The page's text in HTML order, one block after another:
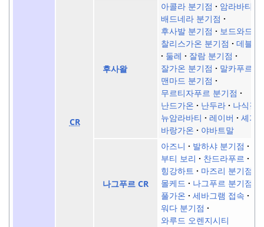
CR
후사왈
아콜라 분기점
암라바티
배드네라 분기점
후사발 분기점
보드와드
찰리스가온 분기점
데블랄
둘레
잘람 분기점
잘가온 분기점
말카푸르
맨마드 분기점
무르티자푸르 분기점
난드가온
난두라
나식길
뉴암라바티
레이버
셰가
바랑가온
야바트말
나그푸르 CR
아즈니
발하샤 분기점
부티 보리
찬드라푸르
힝강하트
마즈리 분기점
몰케드
나그푸르 분기점
풀가온
세바그램 접속
워다 분기점
와루드 오렌지시티